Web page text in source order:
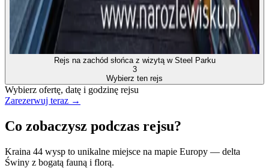
Rejs na zachód słońca z wizytą w Steel Parku
3
Wybierz ten rejs
Wybierz ofertę, datę i godzinę rejsu
Zarezerwuj teraz →
Co zobaczysz podczas rejsu?
Kraina 44 wysp to unikalne miejsce na mapie Europy — delta
Świny z bogatą fauną i florą.